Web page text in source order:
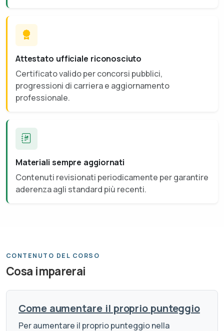
Attestato ufficiale riconosciuto
Certificato valido per concorsi pubblici,
progressioni di carriera e aggiornamento
professionale.
Materiali sempre aggiornati
Contenuti revisionati periodicamente per garantire
aderenza agli standard più recenti.
CONTENUTO DEL CORSO
Cosa imparerai
Come aumentare il proprio punteggio
Per aumentare il proprio punteggio nella